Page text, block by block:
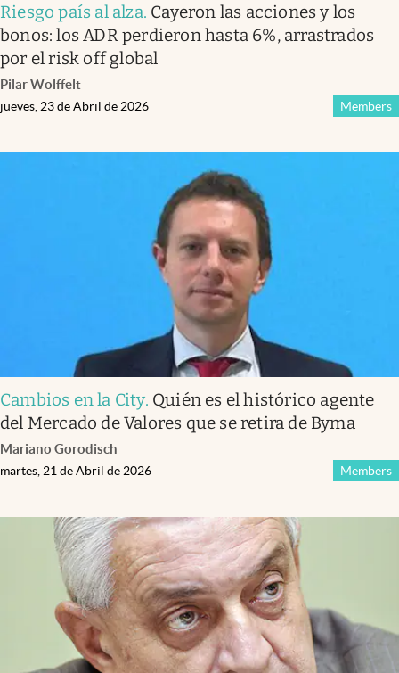
Riesgo país al alza. Cayeron las acciones y los
bonos: los ADR perdieron hasta 6%, arrastrados
por el risk off global
Pilar Wolffelt
Members
jueves, 23 de Abril de 2026
Cambios en la City. Quién es el histórico agente
del Mercado de Valores que se retira de Byma
Mariano Gorodisch
Members
martes, 21 de Abril de 2026